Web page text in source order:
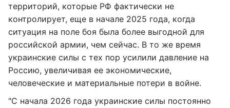
территорий, которые РФ фактически не
контролирует, еще в начале 2025 года, когда
ситуация на поле боя была более выгодной для
российской армии, чем сейчас. В то же время
украинские силы с тех пор усилили давление на
Россию, увеличивая ее экономические,
человеческие и материальные потери в войне.
"С начала 2026 года украинские силы постоянно